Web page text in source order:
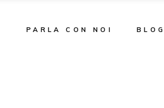
PARLA CON NOI BLOG